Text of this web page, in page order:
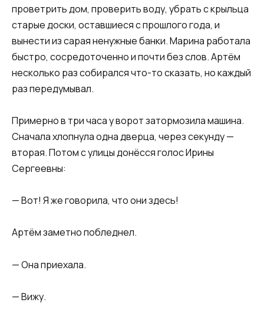
проветрить дом, проверить воду, убрать с крыльца
старые доски, оставшиеся с прошлого года, и
вынести из сарая ненужные банки. Марина работала
быстро, сосредоточенно и почти без слов. Артём
несколько раз собирался что-то сказать, но каждый
раз передумывал.
Примерно в три часа у ворот затормозила машина.
Сначала хлопнула одна дверца, через секунду —
вторая. Потом с улицы донёсся голос Ирины
Сергеевны:
— Вот! Я же говорила, что они здесь!
Артём заметно побледнел.
— Она приехала.
— Вижу.